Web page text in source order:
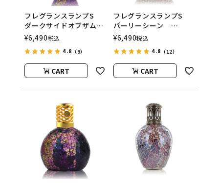
フレグランスランプS
ダークサイドオブザムー
ン
ASHLEIGH&BURWOOD
（アシュレイアンドバー
ウッド）
¥6,490税込
4.8 （9）
CART
フレグランスランプS
パーリーシーン
ASHLEIGH&BURWOOD
（アシュレイアンドバー
ウッド）
¥6,490税込
4.8 （12）
CART